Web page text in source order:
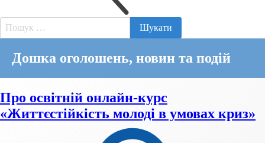
Пошук:
Дошка оголошень, новин та подій
Про освітній онлайн-курс
«Життєстійкість молоді в умовах криз»